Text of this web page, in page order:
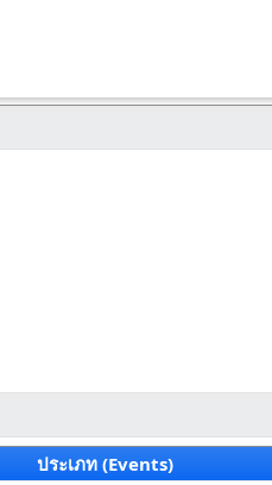
ประเภท (Events)